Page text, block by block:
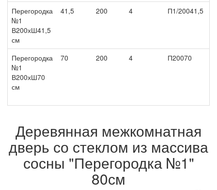
Перегородка
№1
В200хШ41,5
см
41,5 200 4 П1/20041,5
Перегородка
№1
В200хШ70
см
70 200 4 П20070
Деревянная межкомнатная
дверь со стеклом из массива
сосны "Перегородка №1"
80см